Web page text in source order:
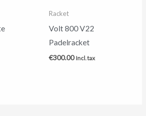
Racket
Volt 800 V22
Padelracket
€300.00 Incl. tax